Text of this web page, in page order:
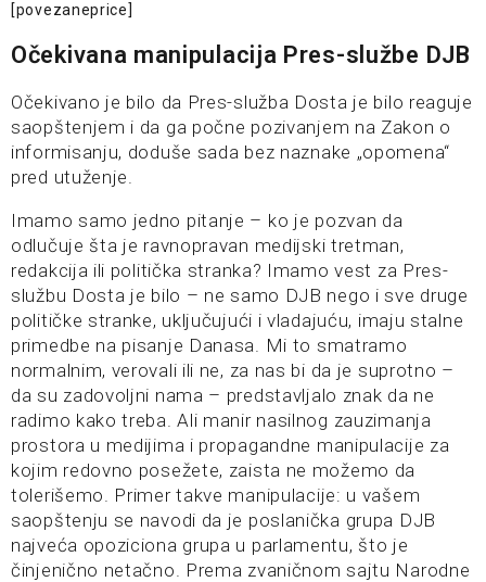
[povezaneprice]
Očekivana manipulacija Pres-službe DJB
Očekivano je bilo da Pres-služba Dosta je bilo reaguje
saopštenjem i da ga počne pozivanjem na Zakon o
informisanju, doduše sada bez naznake „opomena“
pred utuženje.
Imamo samo jedno pitanje – ko je pozvan da
odlučuje šta je ravnopravan medijski tretman,
redakcija ili politička stranka? Imamo vest za Pres-
službu Dosta je bilo – ne samo DJB nego i sve druge
političke stranke, uključujući i vladajuću, imaju stalne
primedbe na pisanje Danasa. Mi to smatramo
normalnim, verovali ili ne, za nas bi da je suprotno –
da su zadovoljni nama – predstavljalo znak da ne
radimo kako treba. Ali manir nasilnog zauzimanja
prostora u medijima i propagandne manipulacije za
kojim redovno posežete, zaista ne možemo da
tolerišemo. Primer takve manipulacije: u vašem
saopštenju se navodi da je poslanička grupa DJB
najveća opoziciona grupa u parlamentu, što je
činjenično netačno. Prema zvaničnom sajtu Narodne